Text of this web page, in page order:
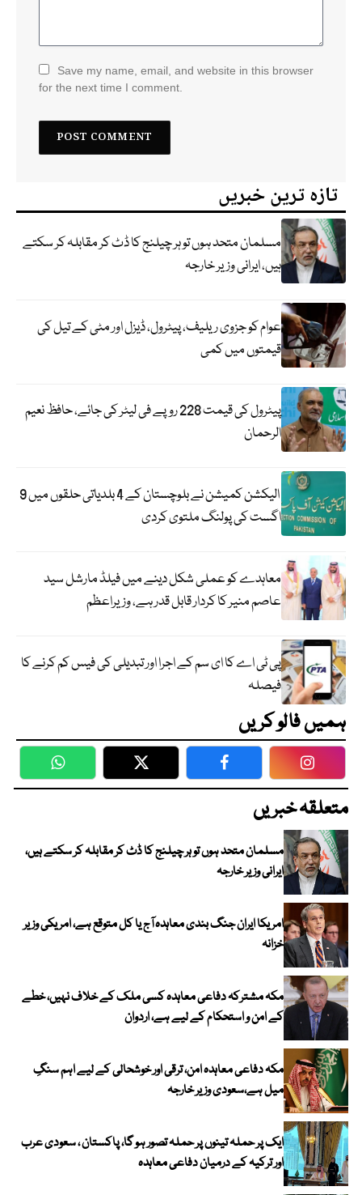
Save my name, email, and website in this browser
for the next time I comment.
تازہ ترین خبریں
مسلمان متحد ہوں تو ہر چیلنج کا ڈٹ کر مقابلہ کر سکتے
ہیں، ایرانی وزیر خارجہ
عوام کو جزوی ریلیف، پیٹرول، ڈیزل اور مٹی کے تیل کی
قیمتوں میں کمی
پیٹرول کی قیمت 228 روپے فی لیٹر کی جائے، حافظ نعیم
الرحمان
الیکشن کمیشن نے بلوچستان کے 4 بلدیاتی حلقوں میں 9
اگست کی پولنگ ملتوی کردی
معاہدے کو عملی شکل دینے میں فیلڈ مارشل سید
عاصم منیر کا کردار قابل قدر ہے، وزیراعظم
پی ٹی اے کا ای سم کے اجرا اور تبدیلی کی فیس کم کرنے کا
فیصلہ
ہمیں فالو کریں
WhatsApp Twitter Facebook
متعلقہ خبریں
مسلمان متحد ہوں تو ہر چیلنج کا ڈٹ کر مقابلہ کر سکتے ہیں،
ایرانی وزیر خارجہ
امریکا ایران جنگ بندی معاہدہ آج یا کل متوقع ہے، امریکی وزیر
خزانہ
مکہ مشترکہ دفاعی معاہدہ کسی ملک کے خلاف نہیں، خطے
کے امن و استحکام کے لیے ہے، اردوان
مکہ دفاعی معاہدہ امن، ترقی اور خوشحالی کے لیے اہم سنگِ
میل ہے،سعودی وزیر خارجہ
ایک پر حملہ تینوں پر حملہ تصور ہو گا، پاکستان ، سعودی عرب
اور ترکیہ کے درمیان دفاعی معاہدہ